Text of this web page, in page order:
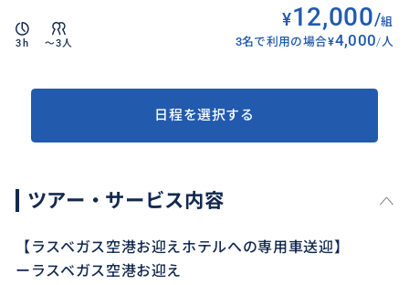
3h 〜3人
¥12,000/組
3名で利用の場合¥4,000/ 人
日程を選択する
ツアー・サービス内容
【ラスベガス空港お迎えホテルへの専用車送迎】
ーラスベガス空港お迎え